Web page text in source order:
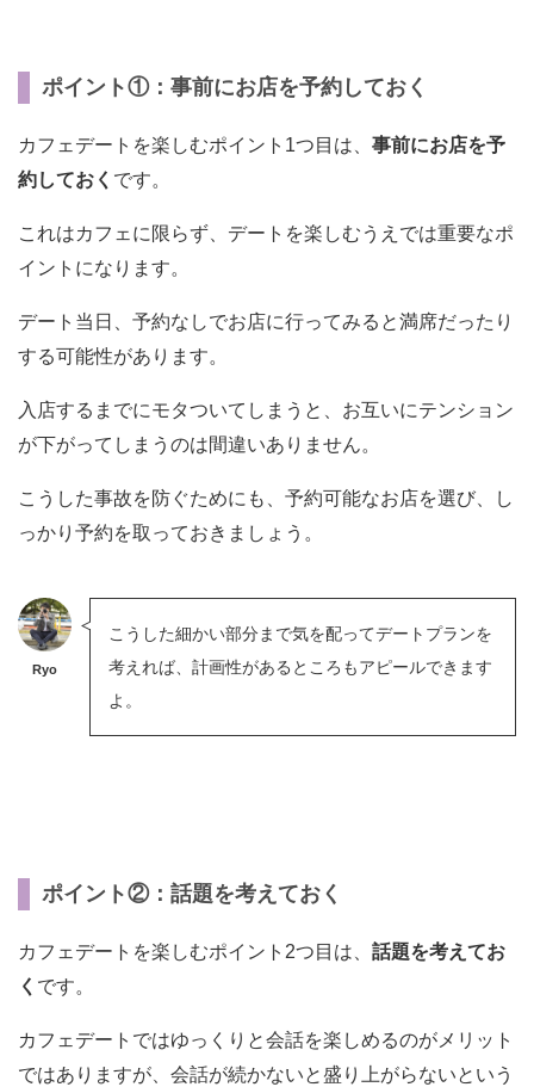
ポイント①：事前にお店を予約しておく
カフェデートを楽しむポイント1つ目は、 事前にお店を予
約しておく です。
これはカフェに限らず、デートを楽しむうえでは重要なポ
イントになります。
デート当日、予約なしでお店に行ってみると満席だったり
する可能性があります。
入店するまでにモタついてしまうと、お互いにテンション
が下がってしまうのは間違いありません。
こうした事故を防ぐためにも、予約可能なお店を選び、し
っかり予約を取っておきましょう。
Ryo
こうした細かい部分まで気を配ってデートプランを
考えれば、計画性があるところもアピールできます
よ。
ポイント②：話題を考えておく
カフェデートを楽しむポイント2つ目は、 話題を考えてお
く です。
カフェデートではゆっくりと会話を楽しめるのがメリット
ではありますが、会話が続かないと盛り上がらないという